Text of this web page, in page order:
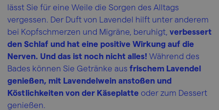
lässt Sie für eine Weile die Sorgen des Alltags
vergessen. Der Duft von Lavendel hilft unter anderem
bei Kopfschmerzen und Migräne, beruhigt, verbessert
den Schlaf und hat eine positive Wirkung auf die
Nerven. Und das ist noch nicht alles! Während des
Bades können Sie Getränke aus frischem Lavendel
genießen, mit Lavendelwein anstoßen und
Köstlichkeiten von der Käseplatte oder zum Dessert
genießen.